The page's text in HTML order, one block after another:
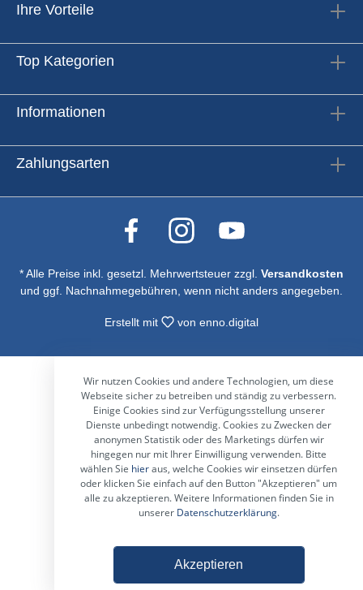
Ihre Vorteile
Top Kategorien
Informationen
Zahlungsarten
* Alle Preise inkl. gesetzl. Mehrwertsteuer zzgl. Versandkosten
und ggf. Nachnahmegebühren, wenn nicht anders angegeben.
Erstellt mit vonenno.digital
Wir nutzen Cookies und andere Technologien, um diese
Webseite sicher zu betreiben und ständig zu verbessern.
Einige Cookies sind zur Verfügungsstellung unserer
Dienste unbedingt notwendig. Cookies zu Zwecken der
anonymen Statistik oder des Marketings dürfen wir
hingegen nur mit Ihrer Einwilligung verwenden. Bitte
wählen Sie hieraus, welche Cookies wir einsetzen dürfen
oder klicken Sie einfach auf den Button "Akzeptieren" um
alle zu akzeptieren. Weitere Informationen finden Sie in
unserer Datenschutzerklärung.
Akzeptieren